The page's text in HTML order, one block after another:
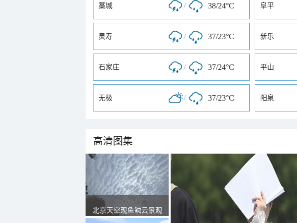
藁城 / 38/24°C 阜平
灵寿 / 37/23°C 新乐
石家庄 / 37/24°C 平山
无极 / 37/23°C 阳泉
高清图集
北京天空现鱼鳞云景观